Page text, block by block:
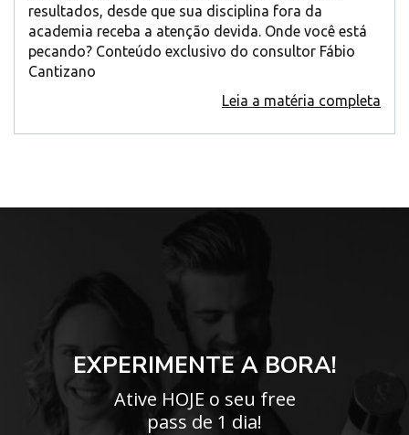
resultados, desde que sua disciplina fora da
academia receba a atenção devida. Onde você está
pecando? Conteúdo exclusivo do consultor Fábio
Cantizano
Leia a matéria completa
EXPERIMENTE A BORA!
Ative HOJE o seu free
pass de 1 dia!